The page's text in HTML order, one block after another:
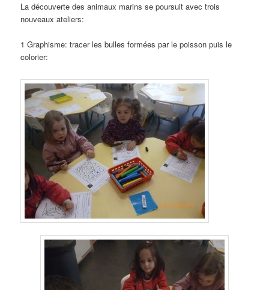
La découverte des animaux marins se poursuit avec trois
nouveaux ateliers:
1 Graphisme: tracer les bulles formées par le poisson puis le
colorier: